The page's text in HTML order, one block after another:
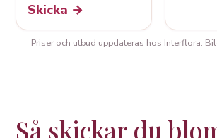
Skicka →
Priser och utbud uppdateras hos Interflora.
Så skickar du